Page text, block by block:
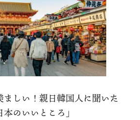
ましい！親日韓国人に聞いた
本のいいところ」